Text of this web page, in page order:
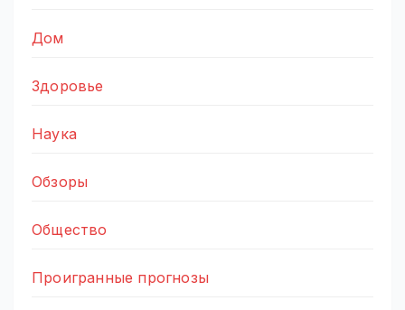
Дом
Здоровье
Наука
Обзоры
Общество
Проигранные прогнозы